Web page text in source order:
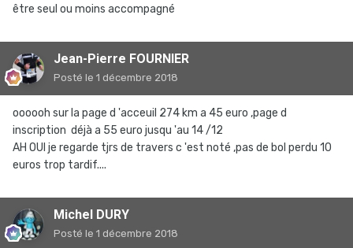
être seul ou moins accompagné
Jean-Pierre FOURNIER
Posté le 1 décembre 2018
oooooh sur la page d 'acceuil 274 km a 45 euro ,page d
inscription déjà a 55 euro jusqu 'au 14 /12
AH OUI je regarde tjrs de travers c 'est noté ,pas de bol perdu 10
euros trop tardif....
Michel DURY
Posté le 1 décembre 2018